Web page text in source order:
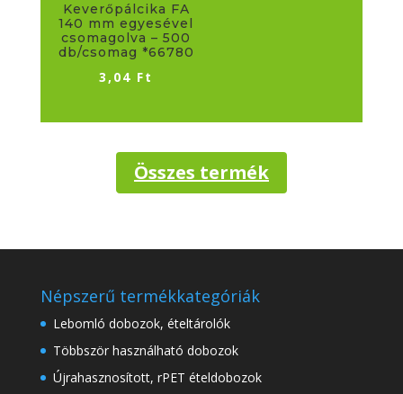
Keverőpálcika FA
140 mm egyesével
csomagolva – 500
db/csomag *66780
3,04 Ft
Összes termék
Népszerű termékkategóriák
Lebomló dobozok, ételtárolók
Többször használható dobozok
Újrahasznosított, rPET ételdobozok